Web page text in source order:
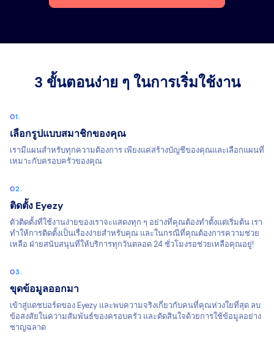
3 ขั้นตอนง่าย ๆ ในการเริ่มใช้งาน
เลือกรูปแบบสมาชิกของคุณ
เรามีแผนสำหรับทุกความต้องการ เพียงแค่สร้างบัญชีของคุณและเลือกแผนที่
เหมาะกับครอบครัวของคุณ
ติดตั้ง Eyezy
ตัวติดตั้งที่ใช้งานง่ายของเราจะแสดงทุก ๆ อย่างที่คุณต้องทำตั้งแต่เริ่มต้น เรา
ทำให้การติดตั้งเป็นเรื่องง่ายสำหรับคุณ และในกรณีที่คุณต้องการความช่วย
เหลือ ฝ่ายสนับสนุนที่ให้บริการทุกวันตลอด 24 ชั่วโมงรอช่วยเหลือคุณอยู่!
ขุดข้อมูลออกมา
เข้าสู่แดชบอร์ดของ Eyezy และพบความจริงเกี่ยวกับคนที่คุณห่วงใยที่สุด ลบ
ข้อสงสัยในความสัมพันธ์ของครอบครัว และตัดสินใจด้วยการใช้ข้อมูลอย่าง
ชาญฉลาด